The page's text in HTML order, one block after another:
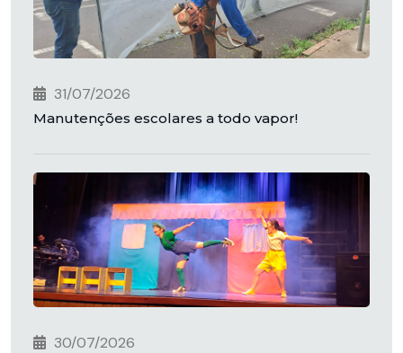
31/07/2026
Manutenções escolares a todo vapor!
30/07/2026